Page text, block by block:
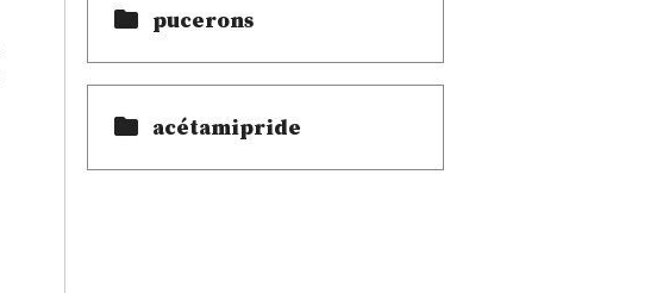
pucerons
acétamipride